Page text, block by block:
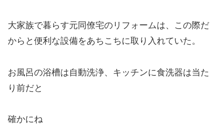
大家族で暮らす元同僚宅のリフォームは、この際だ
からと便利な設備をあちこちに取り入れていた。
お風呂の浴槽は自動洗浄、キッチンに食洗器は当た
り前だと
確かにね